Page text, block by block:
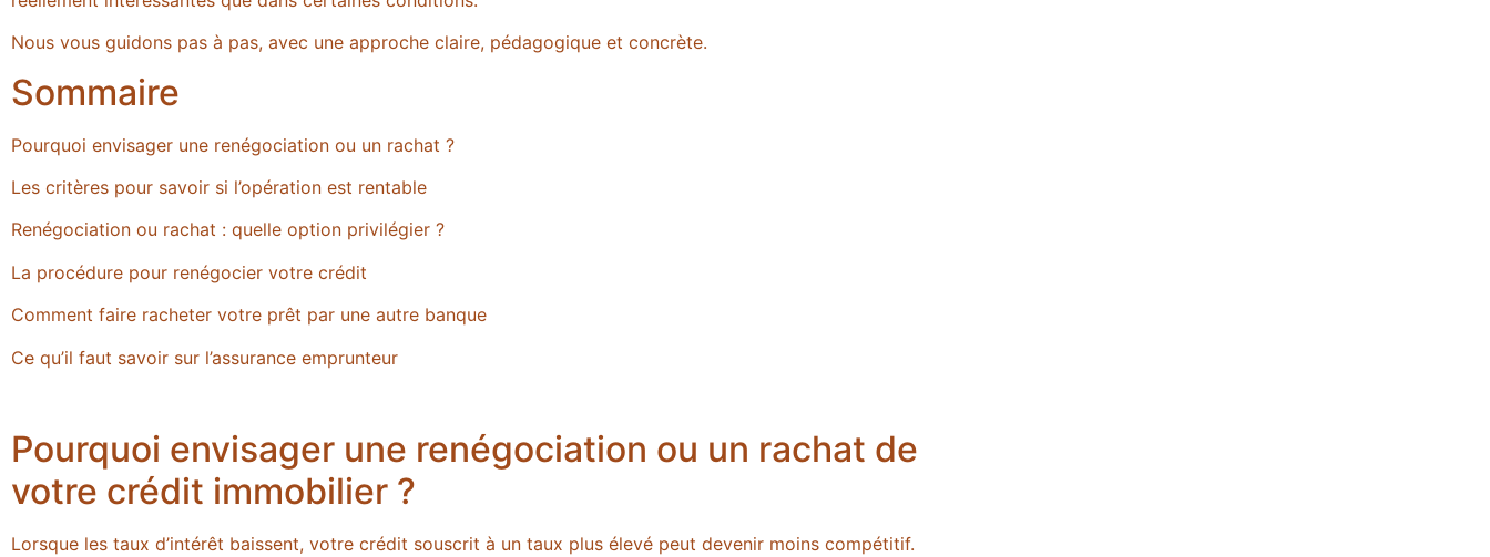
Nous vous guidons pas à pas, avec une approche claire, pédagogique et concrète.
Sommaire
Pourquoi envisager une renégociation ou un rachat ?
Les critères pour savoir si l’opération est rentable
Renégociation ou rachat : quelle option privilégier ?
La procédure pour renégocier votre crédit
Comment faire racheter votre prêt par une autre banque
Ce qu’il faut savoir sur l’assurance emprunteur
Pourquoi envisager une renégociation ou un rachat de
votre crédit immobilier ?
Lorsque les taux d’intérêt baissent, votre crédit souscrit à un taux plus élevé peut devenir moins compétitif.